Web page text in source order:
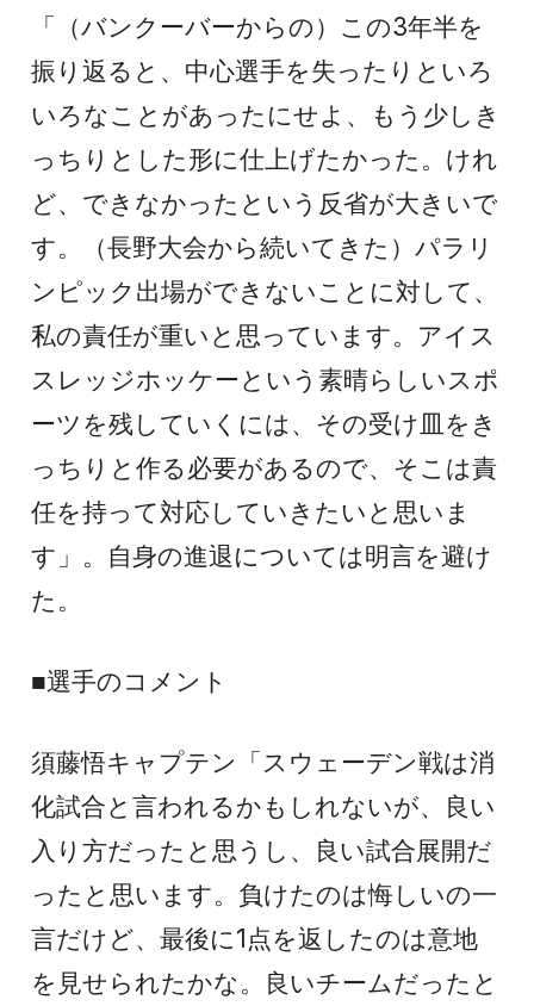
「（バンクーバーからの）この3年半を
振り返ると、中心選手を失ったりといろ
いろなことがあったにせよ、もう少しき
っちりとした形に仕上げたかった。けれ
ど、できなかったという反省が大きいで
す。（長野大会から続いてきた）パラリ
ンピック出場ができないことに対して、
私の責任が重いと思っています。アイス
スレッジホッケーという素晴らしいスポ
ーツを残していくには、その受け皿をき
っちりと作る必要があるので、そこは責
任を持って対応していきたいと思いま
す」。自身の進退については明言を避け
た。
■選手のコメント
須藤悟キャプテン「スウェーデン戦は消
化試合と言われるかもしれないが、良い
入り方だったと思うし、良い試合展開だ
ったと思います。負けたのは悔しいの一
言だけど、最後に1点を返したのは意地
を見せられたかな。良いチームだったと